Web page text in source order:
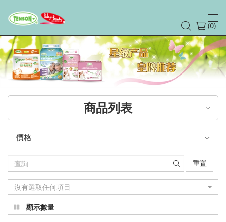
(0)
商品列表
價格
重置
沒有選取任何項目
顯示數量